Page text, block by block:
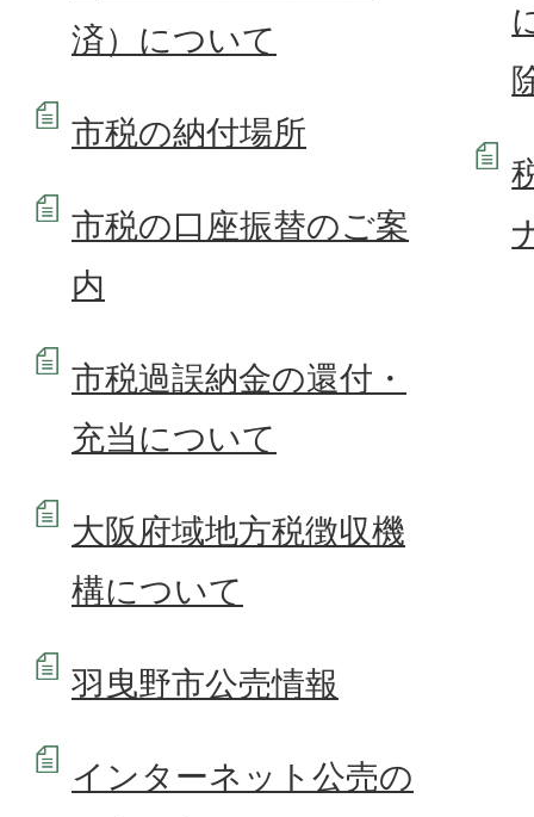
済）について
市税の納付場所
市税の口座振替のご案
内
市税過誤納金の還付・
充当について
大阪府域地方税徴収機
構について
羽曳野市公売情報
インターネット公売の